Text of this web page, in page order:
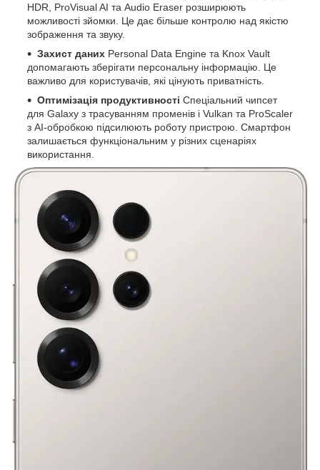
HDR, ProVisual AI та Audio Eraser розширюють
можливості зйомки. Це дає більше контролю над якістю
зображення та звуку.
Захист даних Personal Data Engine та Knox Vault
допомагають зберігати персональну інформацію. Це
важливо для користувачів, які цінують приватність.
Оптимізація продуктивності Спеціальний чипсет
для Galaxy з трасуванням променів і Vulkan та ProScaler
з AI-обробкою підсилюють роботу пристрою. Смартфон
залишається функціональним у різних сценаріях
використання.